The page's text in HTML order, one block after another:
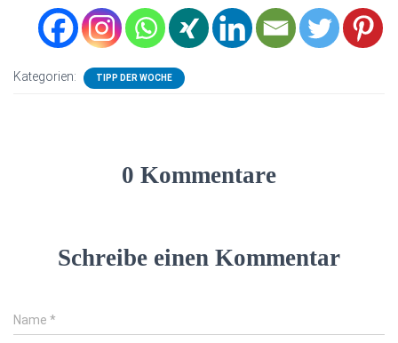
Kategorien: TIPP DER WOCHE
0 Kommentare
Schreibe einen Kommentar
Name *